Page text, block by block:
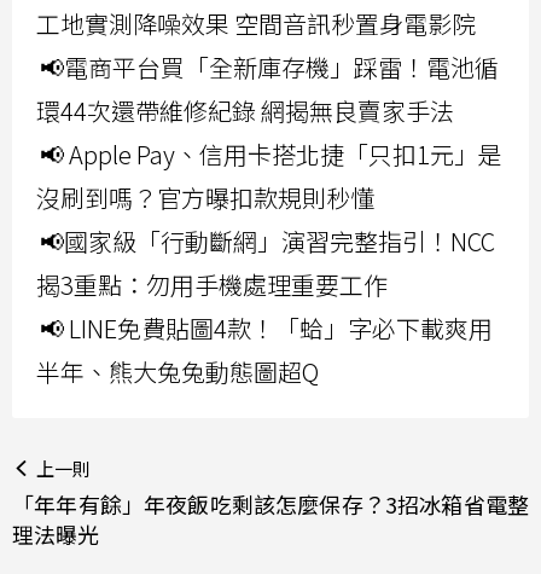
工地實測降噪效果 空間音訊秒置身電影院
📢電商平台買「全新庫存機」踩雷！電池循
環44次還帶維修紀錄 網揭無良賣家手法
📢 Apple Pay、信用卡搭北捷「只扣1元」是
沒刷到嗎？官方曝扣款規則秒懂
📢國家級「行動斷網」演習完整指引！NCC
揭3重點：勿用手機處理重要工作
📢 LINE免費貼圖4款！「蛤」字必下載爽用
半年、熊大兔兔動態圖超Q
上一則
「年年有餘」年夜飯吃剩該怎麼保存？3招冰箱省電整
理法曝光